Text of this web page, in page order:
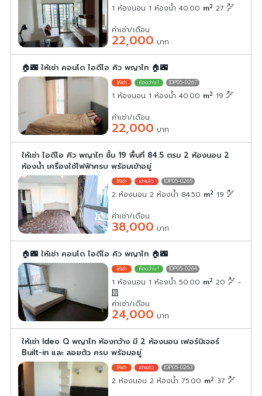
1 ห้องนอน 1 ห้องน้ำ 40.00 m2 27
ค่าเช่า/เดือน
22,000 บาท
🏠🌃 ให้เช่า คอนโด ไอดีโอ คิว พญาไท 🏠🌃
IDP05-0267
1 ห้องนอน 1 ห้องน้ำ 40.00 m2 19
ค่าเช่า/เดือน
22,000 บาท
ให้เช่า ไอดีโอ คิว พญาไท ชั้น 19 พื้นที่ 84.5 ตรม 2 ห้องนอน 2
ห้องน้ำ เครื่องใช้ไฟฟ้าครบ พร้อมเข้าอยู่
IDP05-0265
2 ห้องนอน 2 ห้องน้ำ 84.50 m2 19
ค่าเช่า/เดือน
38,000 บาท
🏠🌃 ให้เช่า คอนโด ไอดีโอ คิว พญาไท 🏠🌃
IDP05-0264
1 ห้องนอน 1 ห้องน้ำ 50.00 m2 20 -
ค่าเช่า/เดือน
24,000 บาท
ให้เช่า Ideo Q พญาไท ห้องกว้าง มี 2 ห้องนอน เฟอร์นิเจอร์
Built-in และ ลอยตัว ครบ พร้อมอยู่
IDP05-0263
2 ห้องนอน 2 ห้องน้ำ 75.00 m2 37